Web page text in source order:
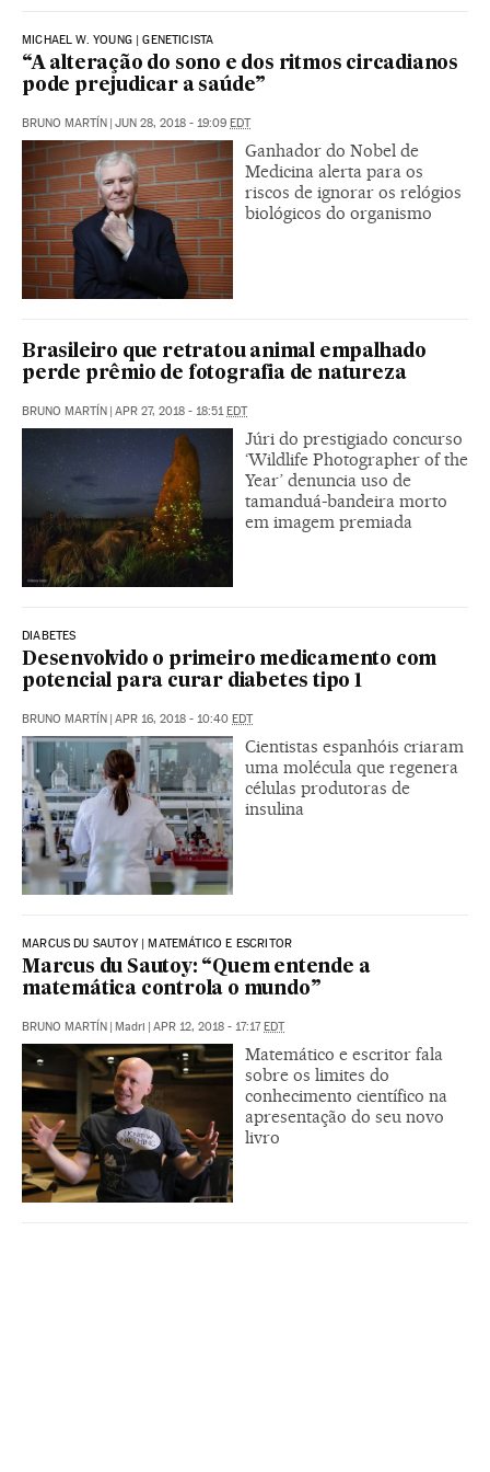
MICHAEL W. YOUNG | GENETICISTA
“A alteração do sono e dos ritmos circadianos
pode prejudicar a saúde”
BRUNO MARTÍN | JUN 28, 2018 - 19:09 EDT
Ganhador do Nobel de
Medicina alerta para os
riscos de ignorar os relógios
biológicos do organismo
Brasileiro que retratou animal empalhado
perde prêmio de fotografia de natureza
BRUNO MARTÍN | APR 27, 2018 - 18:51EDT
Júri do prestigiado concurso
‘Wildlife Photographer of the
Year’ denuncia uso de
tamanduá-bandeira morto
em imagem premiada
DIABETES
Desenvolvido o primeiro medicamento com
potencial para curar diabetes tipo 1
BRUNO MARTÍN | APR 16, 2018 - 10:40 EDT
Cientistas espanhóis criaram
uma molécula que regenera
células produtoras de
insulina
MARCUS DU SAUTOY | MATEMÁTICO E ESCRITOR
Marcus du Sautoy: “Quem entende a
matemática controla o mundo”
BRUNO MARTÍN | Madri | APR 12, 2018 - 17:17EDT
Matemático e escritor fala
sobre os limites do
conhecimento científico na
apresentação do seu novo
livro